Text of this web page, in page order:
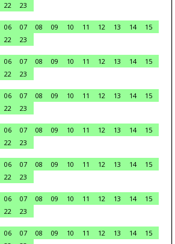
22
23
06 07 08 09 10 11 12 13 14
15
22
23
06 07 08 09 10 11 12 13 14
15
22
23
06 07 08 09 10 11 12 13 14
15
22
23
06 07 08 09 10 11 12 13 14
15
22
23
06 07 08 09 10 11 12 13 14
15
22
23
06 07 08 09 10 11 12 13 14
15
22
23
06 07 08 09 10 11 12 13 14
15